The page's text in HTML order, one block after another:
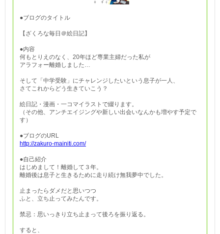
●ブログのタイトル
【ざくろな毎日＠絵日記】
●内容
何もとりえのなく、20年ほど専業主婦だった私が
アラフォー離婚しました…
そして「中学受験」にチャレンジしたいという息子が一人、
さてこれからどう生きていこう？
絵日記・漫画・一コマイラストで綴ります。
（その他、アンチエイジングや新しい出会いなんかも増やす予定で
す）
●ブログのURL
http://zakuro-mainiti.com/
●自己紹介
はじめまして！離婚して３年。
離婚後は息子と生きるために走り続け無我夢中でした。
止まったらダメだと思いつつ
ふと、立ち止ってみたんです。
禁忌：思いっきり立ち止まって後ろを振り返る。
すると、